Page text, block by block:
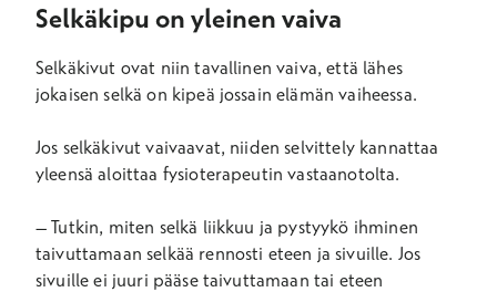
Selkäkipu on yleinen vaiva
Selkäkivut ovat niin tavallinen vaiva, että lähes
jokaisen selkä on kipeä jossain elämän vaiheessa.
Jos selkäkivut vaivaavat, niiden selvittely kannattaa
yleensä aloittaa fysioterapeutin vastaanotolta.
– Tutkin, miten selkä liikkuu ja pystyykö ihminen
taivuttamaan selkää rennosti eteen ja sivuille. Jos
sivuille ei juuri pääse taivuttamaan tai eteen